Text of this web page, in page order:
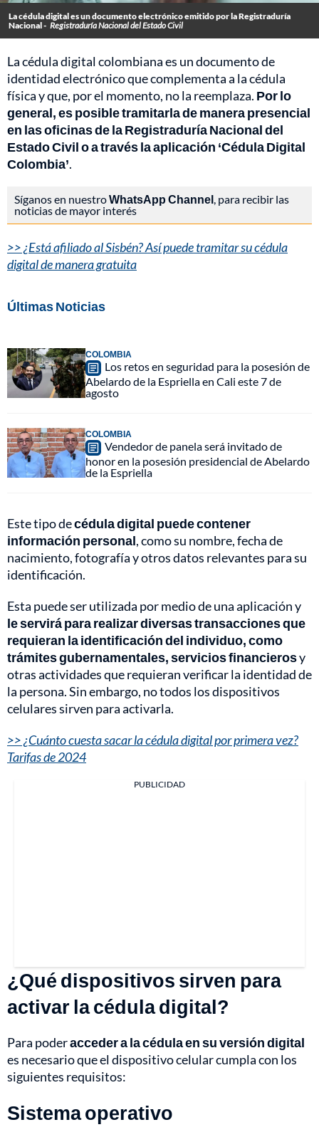
La cédula digital es un documento electrónico emitido por la Registraduría
Nacional - Registraduría Nacional del Estado Civil
La cédula digital colombiana es un documento de
identidad electrónico que complementa a la cédula
física y que, por el momento, no la reemplaza. Por lo
general, es posible tramitarla de manera presencial
en las oficinas de la Registraduría Nacional del
Estado Civil o a través la aplicación ‘Cédula Digital
Colombia’.
Síganos en nuestroWhatsApp Channel, para recibir las
noticias de mayor interés
>> ¿Está afiliado al Sisbén? Así puede tramitar su cédula
digital de manera gratuita
Últimas Noticias
COLOMBIA
Los retos en seguridad para la posesión de
Abelardo de la Espriella en Cali este 7 de
agosto
COLOMBIA
Vendedor de panela será invitado de
honor en la posesión presidencial de Abelardo
de la Espriella
Este tipo decédula digital puede contener
información personal, como su nombre, fecha de
nacimiento, fotografía y otros datos relevantes para su
identificación.
Esta puede ser utilizada por medio de una aplicación y
le servirá para realizar diversas transacciones que
requieran la identificación del individuo, como
trámites gubernamentales, servicios financierosy
otras actividades que requieran verificar la identidad de
la persona. Sin embargo, no todos los dispositivos
celulares sirven para activarla.
>> ¿Cuánto cuesta sacar la cédula digital por primera vez?
Tarifas de 2024
PUBLICIDAD
¿Qué dispositivos sirven para
activar la cédula digital?
Para poderacceder a la cédula en su versión digital
es necesario que el dispositivo celular cumpla con los
siguientes requisitos:
Sistema operativo